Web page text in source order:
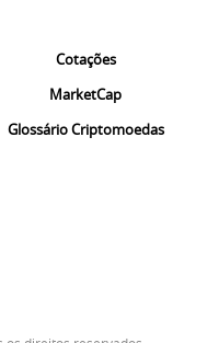
Cotações
MarketCap
Glossário Criptomoedas